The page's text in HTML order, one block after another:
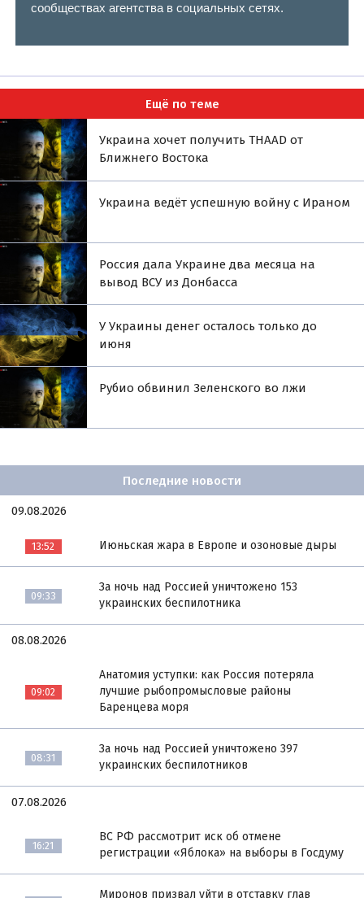
сообществах агентства в социальных сетях.
Ещё по теме
Украина хочет получить THAAD от
Ближнего Востока
Украина ведёт успешную войну с Ираном
Россия дала Украине два месяца на
вывод ВСУ из Донбасса
У Украины денег осталось только до
июня
Рубио обвинил Зеленского во лжи
Последние новости
09.08.2026
13:52 Июньская жара в Европе и озоновые дыры
09:33
За ночь над Россией уничтожено 153
украинских беспилотника
08.08.2026
09:02
Анатомия уступки: как Россия потеряла
лучшие рыбопромысловые районы
Баренцева моря
08:31
За ночь над Россией уничтожено 397
украинских беспилотников
07.08.2026
16:21
ВС РФ рассмотрит иск об отмене
регистрации «Яблока» на выборы в Госдуму
Миронов призвал уйти в отставку глав